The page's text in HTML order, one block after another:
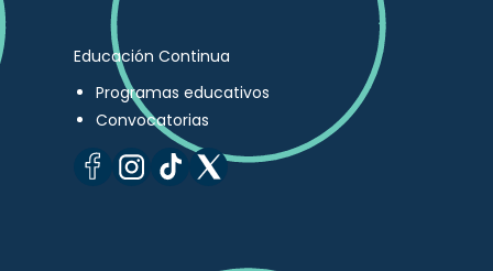
Educación Continua
Programas educativos
Convocatorias